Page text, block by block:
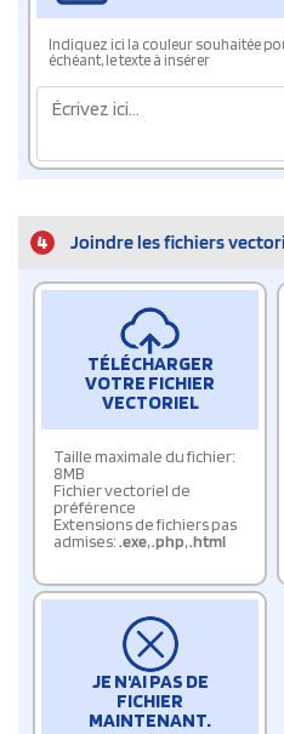
Indiquez ici la couleur souhaitée
échéant, le texte à insérer
4 Joindre les fichiers
TÉLÉCHARGER
VOTRE FICHIER
VECTORIEL
Taille maximale du fichier:
8MB
Fichier vectoriel de
préférence
Extensions de fichiers pas
admises:.exe,.php,.html
JE N'AI PAS DE
FICHIER
MAINTENANT.